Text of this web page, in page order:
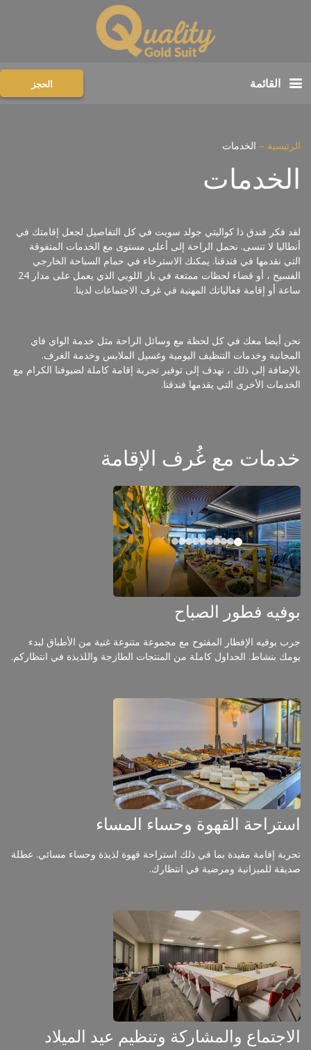
القائمة الحجز
الرئيسية – الخدمات
الخدمات
لقد فكر فندق ذا كواليتي جولد سويت في كل التفاصيل لجعل إقامتك في
أنطاليا لا تنسى. نحمل الراحة إلى أعلى مستوى مع الخدمات المتفوقة
التي نقدمها في فندقنا. يمكنك الاسترخاء في حمام السباحة الخارجي
الفسيح ، أو قضاء لحظات ممتعة في بار اللوبي الذي يعمل على مدار 24
ساعة أو إقامة فعالياتك المهنية في غرف الاجتماعات لدينا.
نحن أيضا معك في كل لحظة مع وسائل الراحة مثل خدمة الواي فاي
المجانية وخدمات التنظيف اليومية وغسيل الملابس وخدمة الغرف.
بالإضافة إلى ذلك ، نهدف إلى توفير تجربة إقامة كاملة لضيوفنا الكرام مع
الخدمات الأخرى التي يقدمها فندقنا.
خدمات مع غُرف الإقامة
بوفيه فطور الصباح
جرب بوفيه الإفطار المفتوح مع مجموعة متنوعة غنية من الأطباق لبدء
يومك بنشاط. الجداول كاملة من المنتجات الطازجة واللذيذة في انتظاركم.
استراحة القهوة وحساء المساء
تجربة إقامة مفيدة بما في ذلك استراحة قهوة لذيذة وحساء مسائي. عطلة
صديقة للميزانية ومرضية في انتظارك.
الاجتماع والمشاركة وتنظيم عيد الميلاد